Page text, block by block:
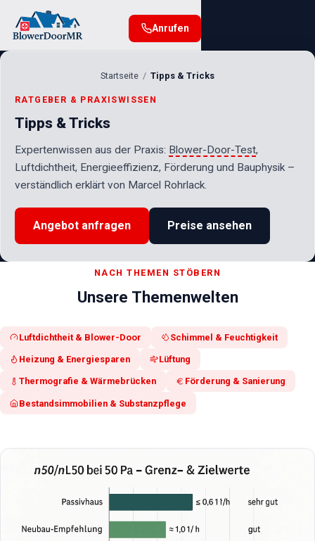
Anrufen
Startseite Tipps & Tricks
RATGEBER & PRAXISWISSEN
Tipps & Tricks
Expertenwissen aus der Praxis: Blower-Door-Test,
Luftdichtheit, Energieeffizienz, Förderung und Bauphysik –
verständlich erklärt von Marcel Rohrlack.
Angebot anfragen Preise ansehen
NACH THEMEN STÖBERN
Unsere Themenwelten
Luftdichtheit & Blower-Door Schimmel & Feuchtigkeit
Heizung & Energiesparen Lüftung
Thermografie & Wärmebrücken Förderung & Sanierung
Bestandsimmobilien & Substanzpflege